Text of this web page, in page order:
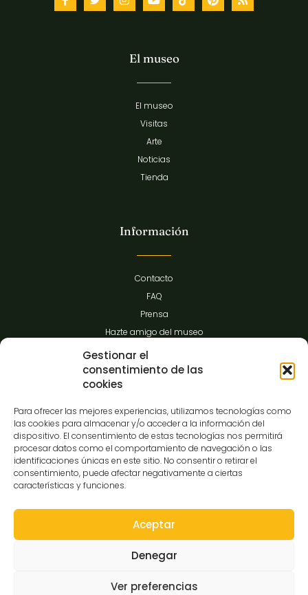
Gestionar el
consentimiento de las
cookies
Para ofrecer las mejores experiencias, utilizamos tecnologías como
las cookies para almacenar y/o acceder a la información del
dispositivo. El consentimiento de estas tecnologías nos permitirá
procesar datos como el comportamiento de navegación o las
identificaciones únicas en este sitio. No consentir o retirar el
consentimiento, puede afectar negativamente a ciertas
características y funciones.
Aceptar
Denegar
Ver preferencias
El museo
El museo
Visitas
Arte
Noticias
Tienda
Información
Contacto
FAQ
Prensa
Hazte amigo del museo
Transparencia
C/Gibraltar,14
37008-Salamanca